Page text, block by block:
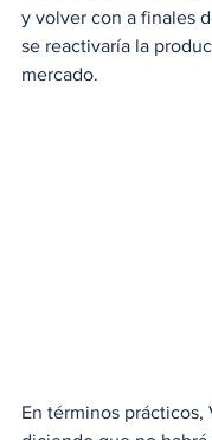
y volver con a finales
se reactivaría la
mercado.
En términos prácticos,